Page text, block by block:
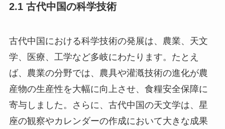
2.1 古代中国の科学技術
古代中国における科学技術の発展は、農業、天文
学、医療、工学など多岐にわたります。たとえ
ば、農業の分野では、農具や灌漑技術の進化が農
産物の生産性を大幅に向上させ、食糧安全保障に
寄与しました。さらに、古代中国の天文学は、星
座の観察やカレンダーの作成において大きな成果